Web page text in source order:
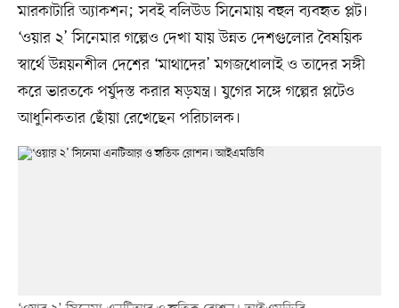
মারকাটারি অ্যাকশন; সবই বলিউড সিনেমায় বহুল ব্যবহৃত প্লট।
‘ওয়ার ২’ সিনেমার গল্পেও দেখা যায় উন্নত দেশগুলোর বৈষয়িক
স্বার্থে উন্নয়নশীল দেশের ‘মাথাদের’ মগজধোলাই ও তাদের সঙ্গী
করে ভারতকে পর্যুদস্ত করার ষড়যন্ত্র। যুগের সঙ্গে গল্পের প্লটেও
আধুনিকতার ছোঁয়া রেখেছেন পরিচালক।